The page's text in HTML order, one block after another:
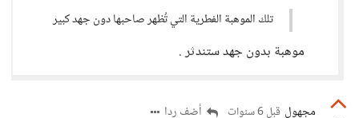
تلك الموهبة الفطرية التي تُظهر صاحبها دون جهد كبير
موهبة بدون جهد ستندثر .
مجهول قبل 6 سنوات أضف ردا